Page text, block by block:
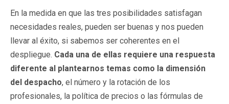
En la medida en que las tres posibilidades satisfagan
necesidades reales, pueden ser buenas y nos pueden
llevar al éxito, si sabemos ser coherentes en el
despliegue. Cada una de ellas requiere una respuesta
diferente al plantearnos temas como la dimensión
del despacho, el número y la rotación de los
profesionales, la política de precios o las fórmulas de